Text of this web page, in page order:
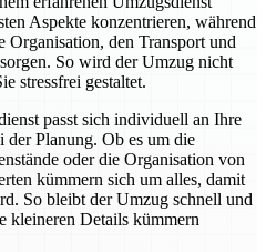
Aspekte konzentrieren, während
den Transport und
So wird der Umzug nicht
stressfrei gestaltet.
passt sich individuell an Ihre
der Planung. Ob es um die
oder die Organisation von
kümmern sich um alles, damit
So bleibt der Umzug schnell und
kleineren Details kümmern